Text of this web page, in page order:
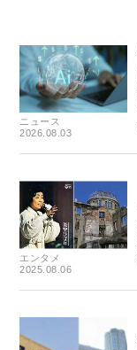
ニュース
2026.08.03
エンタメ
2025.08.06